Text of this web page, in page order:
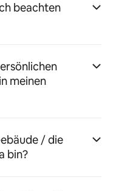
beachten
meinen
/ die
bin?